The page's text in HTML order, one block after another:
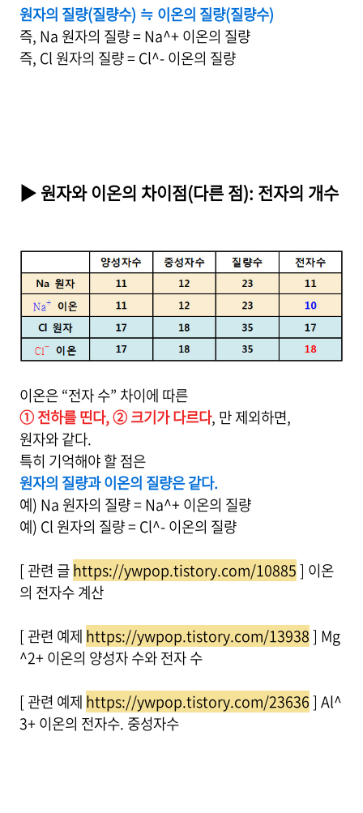
원자의 질량(질량수) ≒ 이온의 질량(질량수)
즉, Na 원자의 질량 = Na^+ 이온의 질량
즉, Cl 원자의 질량 = Cl^- 이온의 질량
▶ 원자와 이온의 차이점(다른 점): 전자의 개수
이온은 “전자 수” 차이에 따른
① 전하를 띤다, ② 크기가 다르다, 만 제외하면,
원자와 같다.
특히 기억해야 할 점은
원자의 질량과 이온의 질량은 같다.
예) Na 원자의 질량 = Na^+ 이온의 질량
예) Cl 원자의 질량 = Cl^- 이온의 질량
[ 관련 글https://ywpop.tistory.com/10885] 이온
의 전자수 계산
[ 관련 예제 https://ywpop.tistory.com/13938] Mg
^2+ 이온의 양성자 수와 전자 수
[ 관련 예제 https://ywpop.tistory.com/23636] Al^
3+ 이온의 전자수. 중성자수